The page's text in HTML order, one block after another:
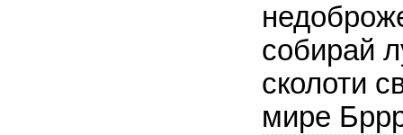
собирай
сколоти
мире